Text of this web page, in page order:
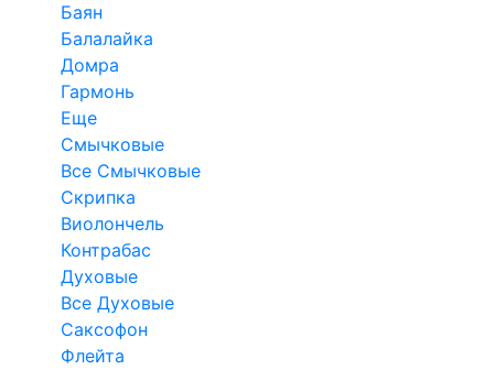
Баян
Балалайка
Домра
Гармонь
Еще
Смычковые
Все Смычковые
Скрипка
Виолончель
Контрабас
Духовые
Все Духовые
Саксофон
Флейта